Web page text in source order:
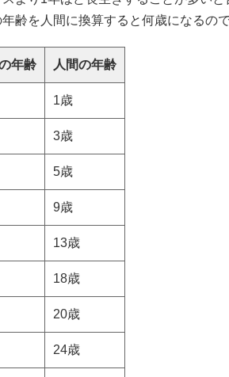
年齢を人間に換算すると何歳になるの
年齢 人間の年齢
1歳
3歳
5歳
9歳
13歳
18歳
20歳
24歳